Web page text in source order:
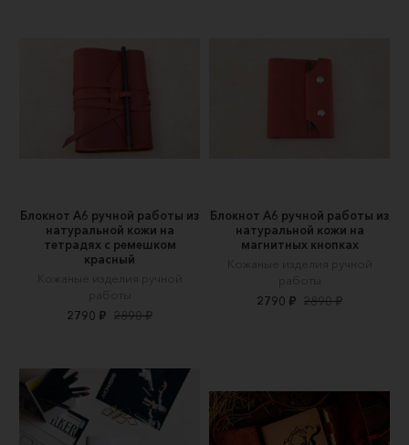
Блокнот А6 ручной работы из
натуральной кожи на
тетрадях с ремешком
красный
Кожаные изделия ручной
работы
2790 ₽ 2890 ₽
Блокнот А6 ручной работы из
натуральной кожи на
магнитных кнопках
Кожаные изделия ручной
работы
2790 ₽ 2890 ₽